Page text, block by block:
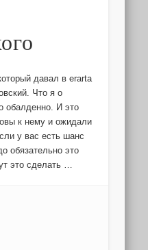
давал в erarta
Что я о
обалденно. И это
к нему и ожидали
у вас есть шанс
обязательно это
это сделать …